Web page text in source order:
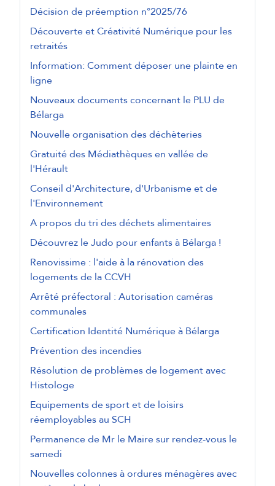
Décision de préemption n°2025/76
Découverte et Créativité Numérique pour les
retraités
Information: Comment déposer une plainte en
ligne
Nouveaux documents concernant le PLU de
Bélarga
Nouvelle organisation des déchèteries
Gratuité des Médiathèques en vallée de
l'Hérault
Conseil d'Architecture, d'Urbanisme et de
l'Environnement
A propos du tri des déchets alimentaires
Découvrez le Judo pour enfants à Bélarga !
Renovissime : l'aide à la rénovation des
logements de la CCVH
Arrêté préfectoral : Autorisation caméras
communales
Certification Identité Numérique à Bélarga
Prévention des incendies
Résolution de problèmes de logement avec
Histologe
Equipements de sport et de loisirs
réemployables au SCH
Permanence de Mr le Maire sur rendez-vous le
samedi
Nouvelles colonnes à ordures ménagères avec